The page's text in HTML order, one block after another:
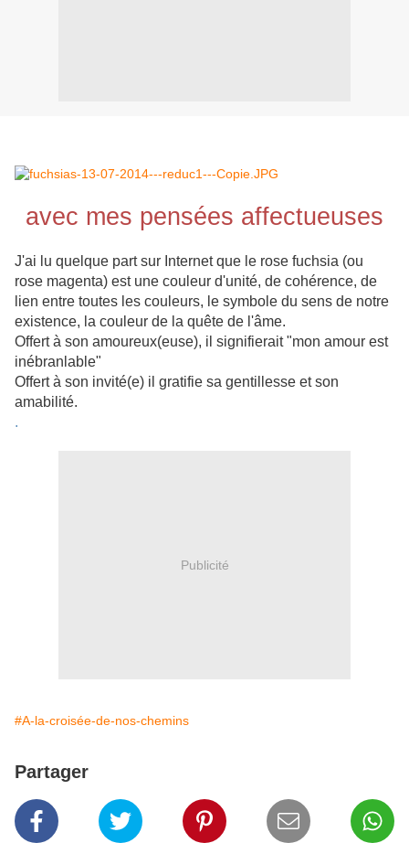
avec mes pensées affectueuses
J'ai lu quelque part sur Internet que le rose fuchsia (ou
rose magenta) est une couleur d'unité, de cohérence, de
lien entre toutes les couleurs, le symbole du sens de notre
existence, la couleur de la quête de l'âme.
Offert à son amoureux(euse), il signifierait "mon amour est
inébranlable"
Offert à son invité(e) il gratifie sa gentillesse et son
amabilité.
.
Publicité
#A-la-croisée-de-nos-chemins
Partager